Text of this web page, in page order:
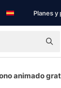
Planes y
animado